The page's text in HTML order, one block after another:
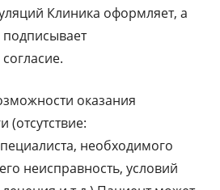
Клиника оформляет, а
оказания
(отсутствие:
необходимого
неисправность, условий